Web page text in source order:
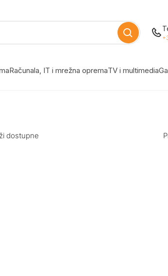
Računala, IT i mrežna opremaTV i multimedia
dostupne